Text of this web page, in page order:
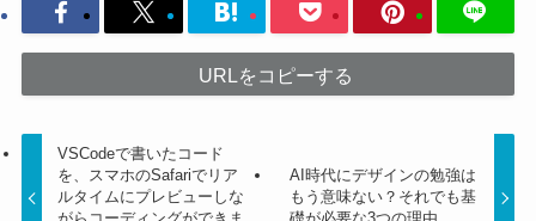
URLをコピーする
VSCodeで書いたコード
を、スマホのSafariでリア
ルタイムにプレビューしな
AI時代にデザインの勉強は
もう意味ない？それでも基